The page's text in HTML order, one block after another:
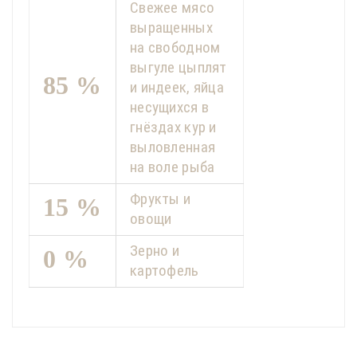
85 %
Свежее мясо
выращенных
на свободном
выгуле цыплят
и индеек, яйца
несущихся в
гнёздах кур и
выловленная
на воле рыба
15 %
Фрукты и
овощи
0 %
Зерно и
картофель